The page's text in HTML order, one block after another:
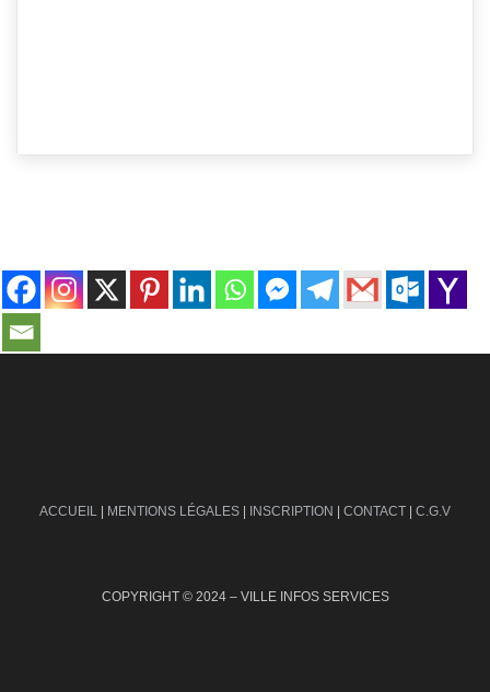
ACCUEIL | MENTIONS LÉGALES | INSCRIPTION | CONTACT | C.G.V
COPYRIGHT © 2024 – VILLE INFOS SERVICES